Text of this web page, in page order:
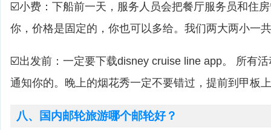
☑️小费：下船前一天，服务人员会把餐厅服务员和住
你，价格是固定的，你也可以多给。我们两大两小一
☑️出发前：一定要下载disney cruise line app。 所有
通知你的。晚上的烟花秀一定不要错过，提前到甲板
八、国内邮轮旅游哪个邮轮好？